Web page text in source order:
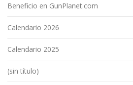
Beneficio en GunPlanet.com
Calendario 2026
Calendario 2025
(sin título)